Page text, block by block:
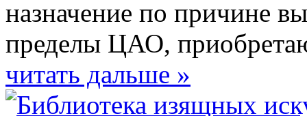
назначение по причине
пределы ЦАО,
читать дальше »